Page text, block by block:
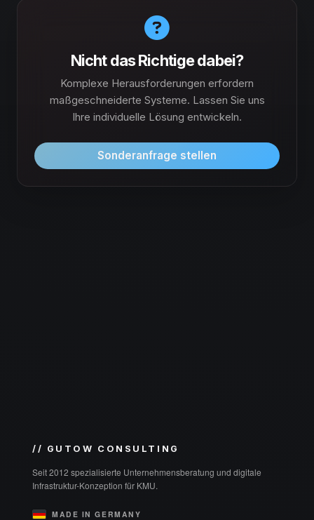
Nicht das Richtige dabei?
Komplexe Herausforderungen erfordern
maßgeschneiderte Systeme. Lassen Sie uns
Ihre individuelle Lösung entwickeln.
Sonderanfrage stellen
// GUTOW CONSULTING
Seit 2012 spezialisierte Unternehmensberatung und digitale
Infrastruktur-Konzeption für KMU.
MADE IN GERMANY